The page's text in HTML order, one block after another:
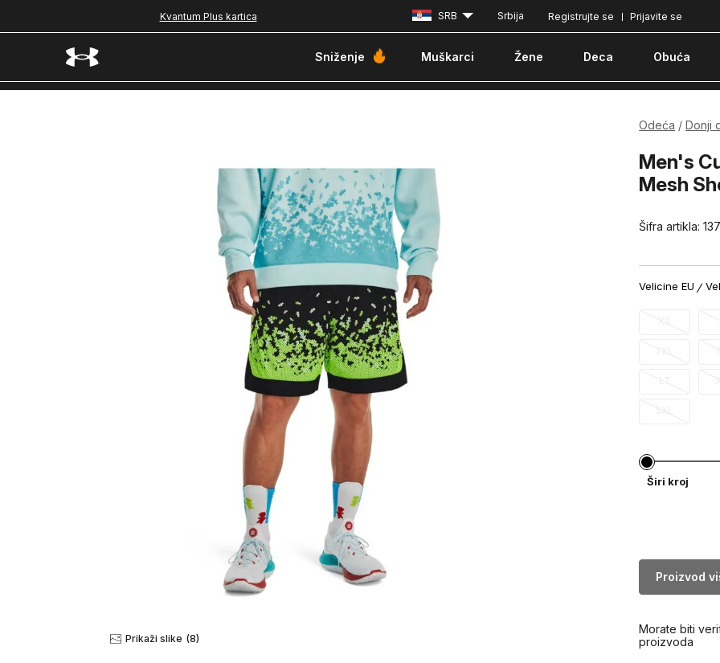
Kvantum Plus kartica Besplatna dostava za porudžbine iznad 6000 dinara Prijavite se
Registrujte se
SRB Srbija
Sniženje Muškarci Žene Deca Obuća
Prikaži slike (8)
Odeća Donji
Men's
Mesh
Šifra artikla:
Velicine EU
Širi kroj
Proizvod
Morate biti
proizvoda